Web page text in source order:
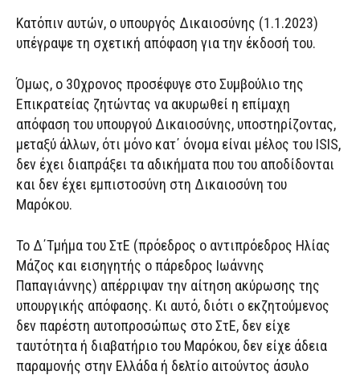
Κατόπιν αυτών, ο υπουργός Δικαιοσύνης (1.1.2023)
υπέγραψε τη σχετική απόφαση για την έκδοσή του.
Όμως, ο 30χρονος προσέφυγε στο Συμβούλιο της
Επικρατείας ζητώντας να ακυρωθεί η επίμαχη
απόφαση του υπουργού Δικαιοσύνης, υποστηρίζοντας,
μεταξύ άλλων, ότι μόνο κατ΄ όνομα είναι μέλος του ISIS,
δεν έχει διαπράξει τα αδικήματα που του αποδίδονται
και δεν έχει εμπιστοσύνη στη Δικαιοσύνη του
Μαρόκου.
Το Δ΄Τμήμα του ΣτΕ (πρόεδρος ο αντιπρόεδρος Ηλίας
Μάζος και εισηγητής ο πάρεδρος Ιωάννης
Παπαγιάννης) απέρριψαν την αίτηση ακύρωσης της
υπουργικής απόφασης. Κι αυτό, διότι ο εκζητούμενος
δεν παρέστη αυτοπροσώπως στο ΣτΕ, δεν είχε
ταυτότητα ή διαβατήριο του Μαρόκου, δεν είχε άδεια
παραμονής στην Ελλάδα ή δελτίο αιτούντος άσυλο